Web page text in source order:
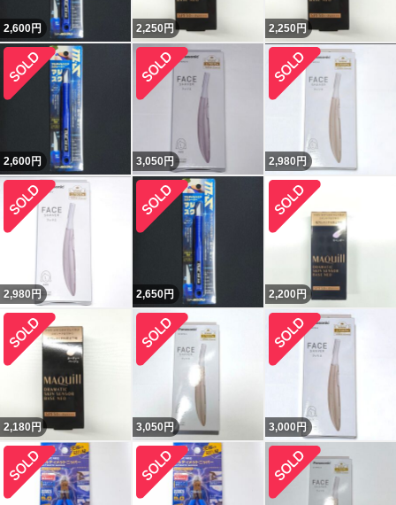
2,600円 2,250円 2,250円
2,600円 3,050円 2,980 円
2,980 円 2,650円 2,200 円
2,180円 3,050円 3,000 円